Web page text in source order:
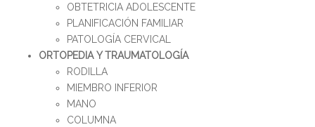
OBTETRICIA ADOLESCENTE
PLANIFICACIÓN FAMILIAR
PATOLOGÍA CERVICAL
ORTOPEDIA Y TRAUMATOLOGÍA
RODILLA
MIEMBRO INFERIOR
MANO
COLUMNA